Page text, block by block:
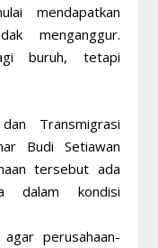
mendapatkan
menganggur.
buruh, tetapi
Transmigrasi
Budi Setiawan
tersebut ada
dalam kondisi
perusahaan-